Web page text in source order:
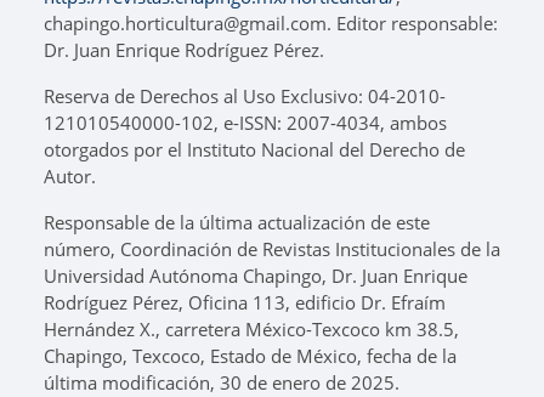
chapingo.horticultura@gmail.com. Editor responsable:
Dr. Juan Enrique Rodríguez Pérez.
Reserva de Derechos al Uso Exclusivo: 04-2010-
121010540000-102, e-ISSN: 2007-4034, ambos
otorgados por el Instituto Nacional del Derecho de
Autor.
Responsable de la última actualización de este
número, Coordinación de Revistas Institucionales de la
Universidad Autónoma Chapingo, Dr. Juan Enrique
Rodríguez Pérez, Oficina 113, edificio Dr. Efraím
Hernández X., carretera México-Texcoco km 38.5,
Chapingo, Texcoco, Estado de México, fecha de la
última modificación, 30 de enero de 2025.